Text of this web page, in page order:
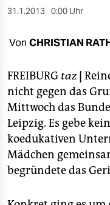
wahrheit
verlag
verlag
veranstaltungen
shop
fragen & hilfe
unterstützen
31.1.2013 0:00 Uhr
Von CHRISTIAN
FREIBURG taz
nicht gegen das
Mittwoch das
Leipzig. Es gebe
koedukativen
Mädchen
begründete das